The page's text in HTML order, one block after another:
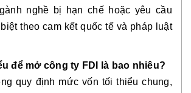
nghề bị hạn chế hoặc yêu cầu
theo cam kết quốc tế và pháp luật
để mở công ty FDI là bao nhiêu?
quy định mức vốn tối thiểu chung,